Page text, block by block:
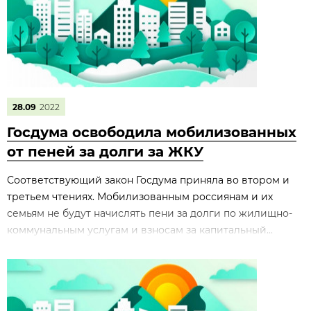
28.09 2022
Госдума освободила мобилизованных
от пеней за долги за ЖКУ
Соответствующий закон Госдума приняла во втором и
третьем чтениях. Мобилизованным россиянам и их
семьям не будут начислять пени за долги по жилищно-
коммунальным услугам и взносам за капитальный...